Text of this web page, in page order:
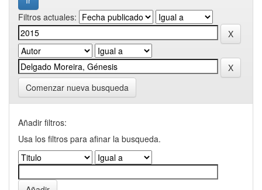
Filtros actuales:
Comenzar nueva busqueda
Añadir filtros:
Usa los filtros para afinar la busqueda.